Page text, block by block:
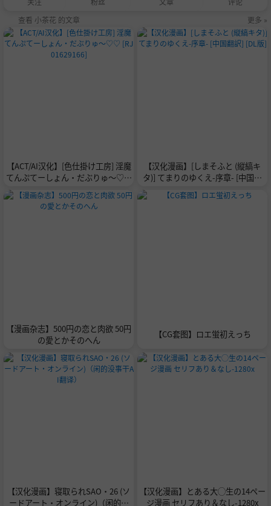
查看 小茶花 的文章
更多 »
【ACT/AI汉化】[色仕掛け工房] 淫魔
てんぷてーしょん・だぶりゅ～♡♡
【汉化漫画】[しまそふと (縦縞キ
タ)] てまりのゆくえ-序章- [中国翻
【漫画杂志】500円の恋と肉欲 50円
の愛とかそのへん
【CG套图】ロエ蛍初えっち
【汉化漫画】寝取られSAO・26 (ソ
ードアート・オンライン)（闲的没
【汉化漫画】とある大◯生の14ペー
ジ漫画 セリフあり＆なし-1280x